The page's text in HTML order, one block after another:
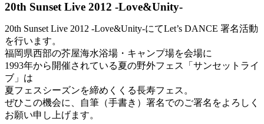
20th Sunset Live 2012 -Love&Unity-
20th Sunset Live 2012 -Love&Unity-にてLet’s DANCE 署名活動
を行います。
福岡県西部の芥屋海水浴場・キャンプ場を会場に
1993年から開催されている夏の野外フェス「サンセットライ
ブ」は
夏フェスシーズンを締めくくる長寿フェス。
ぜひこの機会に、自筆（手書き）署名でのご署名をよろしく
お願い申し上げます。